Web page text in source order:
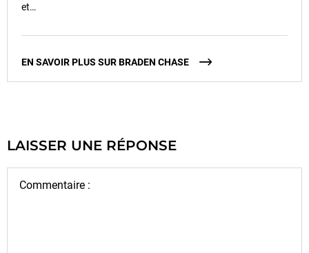
et…
EN SAVOIR PLUS SUR BRADEN CHASE
LAISSER UNE RÉPONSE